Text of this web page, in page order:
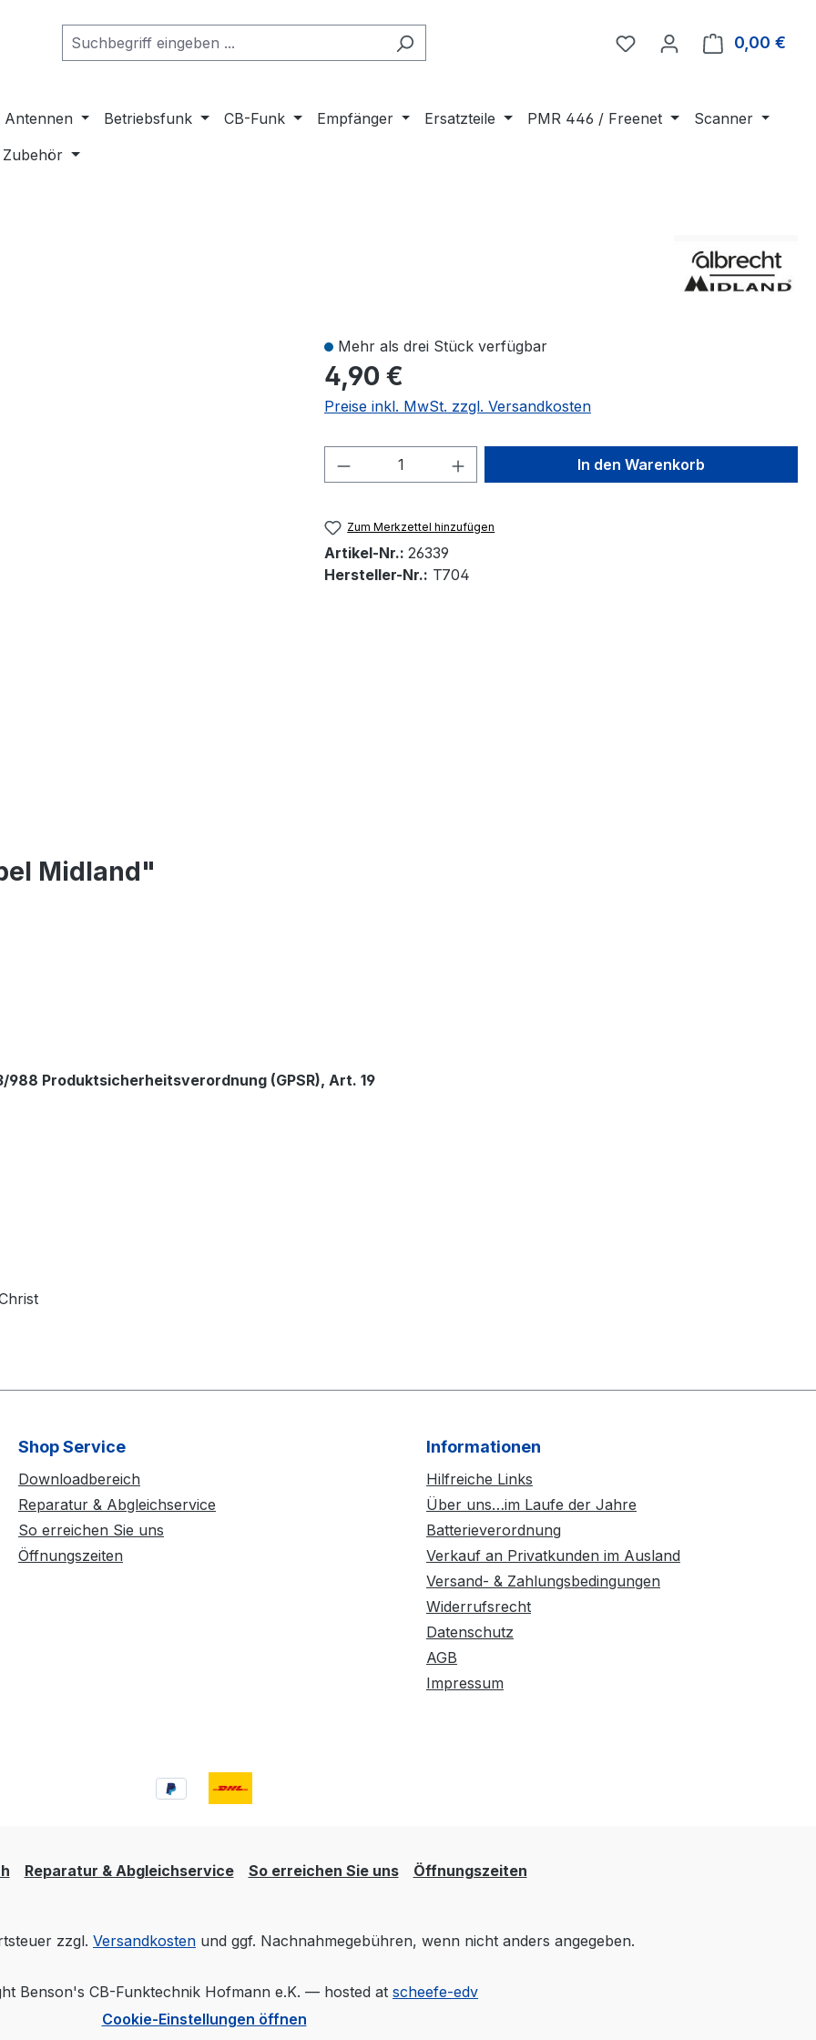
0,00 €
Antennen Betriebsfunk CB-Funk Empfänger Ersatzteile PMR 446 / Freenet
Scanner
Zubehör
Mehr als drei Stück verfügbar
4,90 €
Preise inkl. MwSt. zzgl. Versandkosten
Produkt Anzahl: Gib den gewünschten Wert
In den Warenkorb
Zum Merkzettel hinzufügen
Artikel-Nr.: 26339
Hersteller-Nr.: T704
Midland"
Produktsicherheitsverordnung (GPSR), Art. 19
Shop Service
Downloadbereich
Reparatur & Abgleichservice
So erreichen Sie uns
Öffnungszeiten
Informationen
Hilfreiche Links
Über uns…im Laufe der Jahre
Batterieverordnung
Verkauf an Privatkunden im Ausland
Versand- & Zahlungsbedingungen
Widerrufsrecht
Datenschutz
AGB
Impressum
Reparatur & Abgleichservice So erreichen Sie uns Öffnungszeiten
zzgl. Versandkosten und ggf. Nachnahmegebühren, wenn nicht anders angegeben.
Benson's CB-Funktechnik Hofmann e.K. — hosted at scheefe-edv
Cookie-Einstellungen öffnen